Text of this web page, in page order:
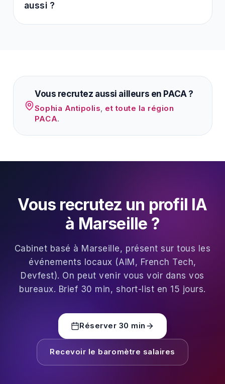
aussi ?
Vous recrutez aussi ailleurs en PACA ?
Sophia Antipolis, et toute la région
PACA.
Vous recrutez un profil IA
à Marseille ?
Cabinet basé à Marseille, présent sur tous les
événements locaux (AIM, French Tech,
Devfest). On peut venir vous voir dans vos
bureaux. Brief 30 min, short-list en 15 jours.
Réserver 30 min
Recevoir le baromètre salaires